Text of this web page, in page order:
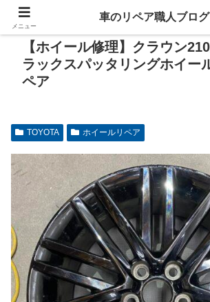
【ホイール修理】クラウン
ラックスパッタリングホイー
ペア
TOYOTA ホイールリペア
メニュー
車のリペア職人ブログ